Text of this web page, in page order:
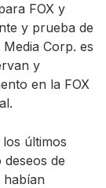
FOX y
y prueba de
Corp. es
y
en la FOX
últimos
de
habían